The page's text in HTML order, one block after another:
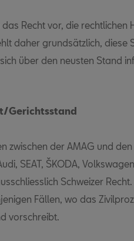
Recht vor, die rechtlichen
daher grundsätzlich, diese
über den neusten Stand
Gerichtsstand
zwischen der AMAG und
SEAT, ŠKODA,
Schweizer
Fällen, wo das
vorschreibt.